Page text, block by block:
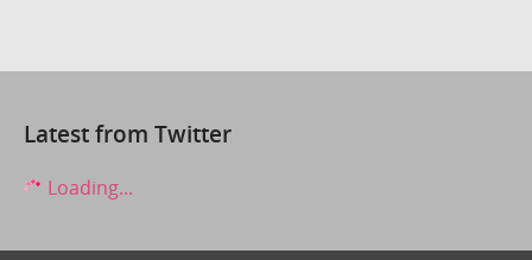
Latest from Twitter
Loading...